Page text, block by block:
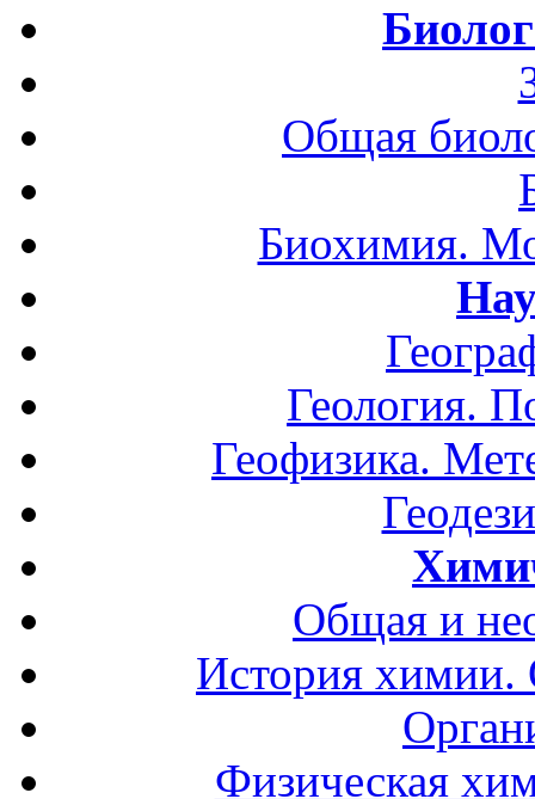
Общая
Биохимия.
Геология.
Геофизика.
Общая и
История
Физическая